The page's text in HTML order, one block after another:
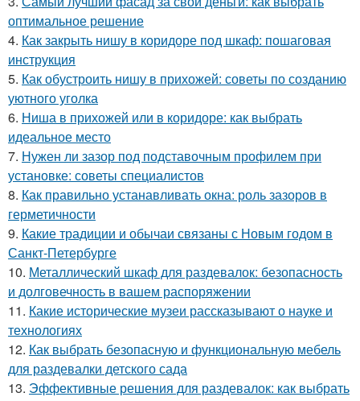
оптимальное решение
4. Как закрыть нишу в коридоре под шкаф: пошаговая
инструкция
5. Как обустроить нишу в прихожей: советы по созданию
уютного уголка
6. Ниша в прихожей или в коридоре: как выбрать
идеальное место
7. Нужен ли зазор под подставочным профилем при
установке: советы специалистов
8. Как правильно устанавливать окна: роль зазоров в
герметичности
9. Какие традиции и обычаи связаны с Новым годом в
Санкт-Петербурге
10. Металлический шкаф для раздевалок: безопасность
и долговечность в вашем распоряжении
11. Какие исторические музеи рассказывают о науке и
технологиях
12. Как выбрать безопасную и функциональную мебель
для раздевалки детского сада
13. Эффективные решения для раздевалок: как выбрать